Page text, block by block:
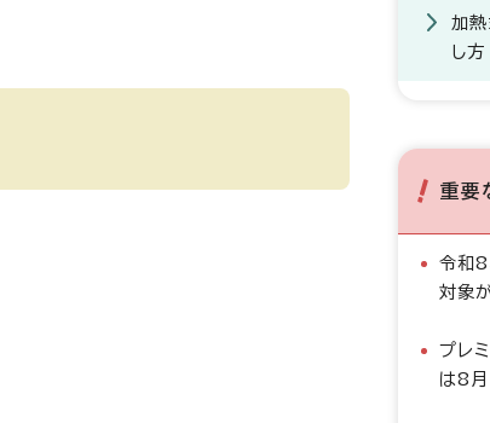
加熱
し方
重要
令和8
対象
プレ
は8月